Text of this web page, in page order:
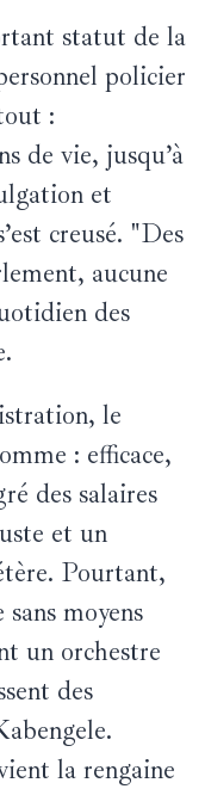
statut de la
policier
:
de vie, jusqu’à
et
creusé. "Des
aucune
des
le
: efficace,
des salaires
et un
Pourtant,
moyens
un orchestre
des
la rengaine